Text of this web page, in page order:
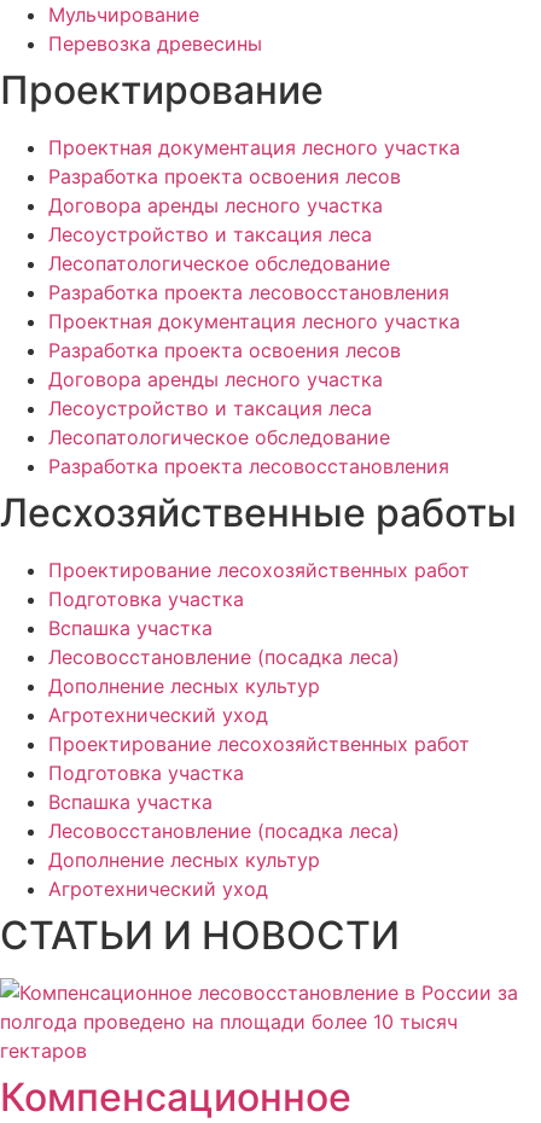
Мульчирование
Перевозка древесины
Проектирование
Проектная документация лесного участка
Разработка проекта освоения лесов
Договора аренды лесного участка
Лесоустройство и таксация леса
Лесопатологическое обследование
Разработка проекта лесовосстановления
Проектная документация лесного участка
Разработка проекта освоения лесов
Договора аренды лесного участка
Лесоустройство и таксация леса
Лесопатологическое обследование
Разработка проекта лесовосстановления
Лесхозяйственные работы
Проектирование лесохозяйственных работ
Подготовка участка
Вспашка участка
Лесовосстановление (посадка леса)
Дополнение лесных культур
Агротехнический уход
Проектирование лесохозяйственных работ
Подготовка участка
Вспашка участка
Лесовосстановление (посадка леса)
Дополнение лесных культур
Агротехнический уход
СТАТЬИ И НОВОСТИ
Компенсационное